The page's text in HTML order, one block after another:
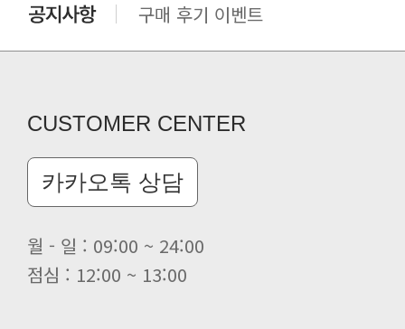
클린 공장명 변경
CUSTOMER CENTER
카카오톡 상담
월 - 일 : 09:00 ~ 24:00
점심 : 12:00 ~ 13:00